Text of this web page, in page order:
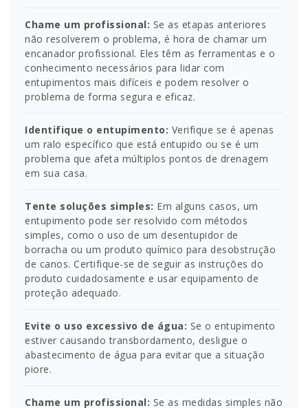
Chame um profissional: Se as etapas anteriores
não resolverem o problema, é hora de chamar um
encanador profissional. Eles têm as ferramentas e o
conhecimento necessários para lidar com
entupimentos mais difíceis e podem resolver o
problema de forma segura e eficaz.
Identifique o entupimento: Verifique se é apenas
um ralo específico que está entupido ou se é um
problema que afeta múltiplos pontos de drenagem
em sua casa.
Tente soluções simples: Em alguns casos, um
entupimento pode ser resolvido com métodos
simples, como o uso de um desentupidor de
borracha ou um produto químico para desobstrução
de canos. Certifique-se de seguir as instruções do
produto cuidadosamente e usar equipamento de
proteção adequado.
Evite o uso excessivo de água: Se o entupimento
estiver causando transbordamento, desligue o
abastecimento de água para evitar que a situação
piore.
Chame um profissional: Se as medidas simples não